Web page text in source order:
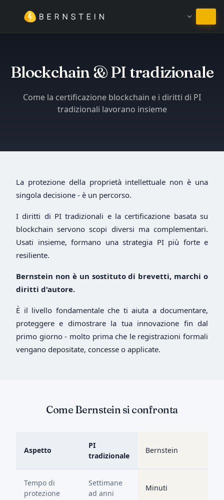
Resta in Italiano
Blockchain & PI tradizionale
Come la certificazione blockchain e i diritti di PI
tradizionali lavorano insieme
La protezione della proprietà intellettuale non è una
singola decisione - è un percorso.
I diritti di PI tradizionali e la certificazione basata su
blockchain servono scopi diversi ma complementari.
Usati insieme, formano una strategia PI più forte e
resiliente.
Bernstein non è un sostituto di brevetti, marchi o
diritti d'autore.
È il livello fondamentale che ti aiuta a documentare,
proteggere e dimostrare la tua innovazione fin dal
primo giorno - molto prima che le registrazioni formali
vengano depositate, concesse o applicate.
Come Bernstein si confronta
Aspetto
PI
tradizionale
Bernstein
Tempo di
protezione
Settimane
ad anni
Minuti